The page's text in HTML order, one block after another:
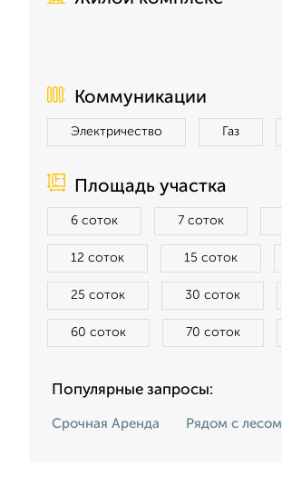
Коммуникации
Электричество Газ
Площадь участка
6 соток 7 соток
12 соток 15 соток
25 соток 30 соток
60 соток 70 соток
Популярные запросы:
Срочная Аренда Рядом с лесом